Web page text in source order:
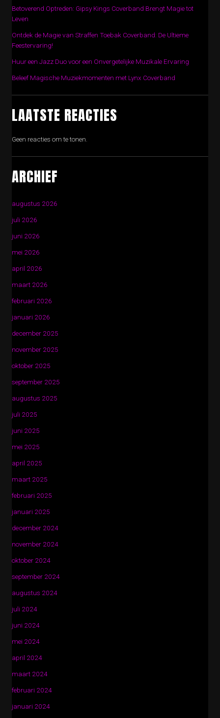
Betoverend Optreden: Gipsy Kings Coverband Brengt Magie tot
Leven
Ontdek de Magie van Straffen Toebak Coverband: De Ultieme
Feestervaring!
Huur een Jazz Duo voor een Onvergetelijke Muzikale Ervaring
Beleef Magische Muziekmomenten met Lynx Coverband
LAATSTE REACTIES
Geen reacties om te tonen.
ARCHIEF
augustus 2026
juli 2026
juni 2026
mei 2026
april 2026
maart 2026
februari 2026
januari 2026
december 2025
november 2025
oktober 2025
september 2025
augustus 2025
juli 2025
juni 2025
mei 2025
april 2025
maart 2025
februari 2025
januari 2025
december 2024
november 2024
oktober 2024
september 2024
augustus 2024
juli 2024
juni 2024
mei 2024
april 2024
maart 2024
februari 2024
januari 2024